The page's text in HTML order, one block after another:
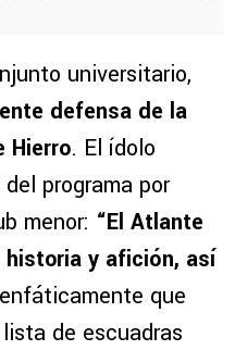
universitario,
defensa de la
Hierro. El ídolo
programa por
menor: “El Atlante
historia y afición, así
que
de escuadras